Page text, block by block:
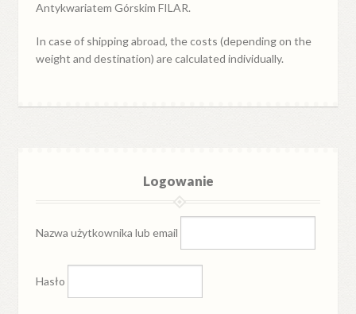
Antykwariatem Górskim FILAR.
In case of shipping abroad, the costs (depending on the
weight and destination) are calculated individually.
Logowanie
Nazwa użytkownika lub email
Hasło